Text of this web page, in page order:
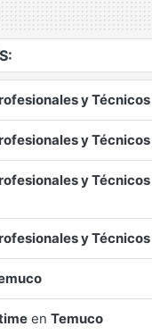
y Técnicos
y Técnicos
y Técnicos
y Técnicos
en Temuco